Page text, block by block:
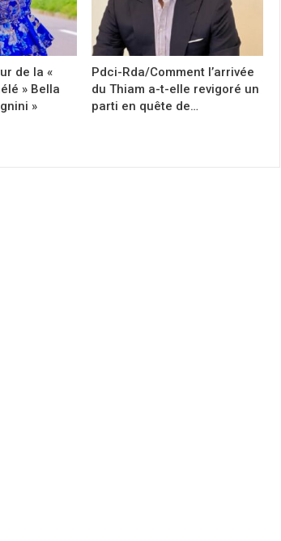
de la «
» Bella
»
Pdci-Rda/Comment l’arrivée
du Thiam a-t-elle revigoré un
parti en quête de…